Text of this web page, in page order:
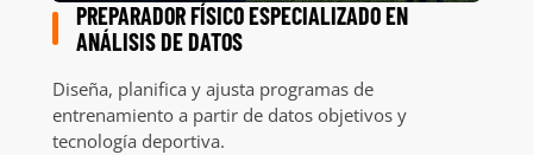
PREPARADOR FÍSICO ESPECIALIZADO EN
ANÁLISIS DE DATOS
Diseña, planifica y ajusta programas de
entrenamiento a partir de datos objetivos y
tecnología deportiva.